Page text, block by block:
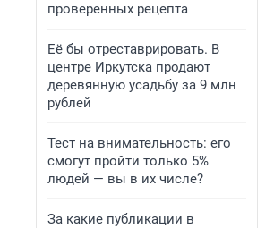
проверенных рецепта
Её бы отреставрировать. В
центре Иркутска продают
деревянную усадьбу за 9 млн
рублей
Тест на внимательность: его
смогут пройти только 5%
людей — вы в их числе?
За какие публикации в